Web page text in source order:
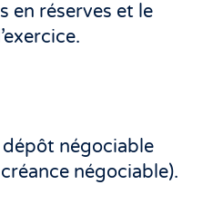
en réserves et le
négociable
négociable).